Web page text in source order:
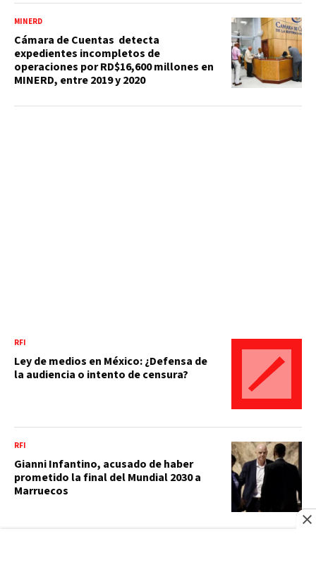
MINERD
Cámara de Cuentas detecta
expedientes incompletos de
operaciones por RD$16,600 millones en
MINERD, entre 2019 y 2020
RFI
Ley de medios en México: ¿Defensa de
la audiencia o intento de censura?
RFI
Gianni Infantino, acusado de haber
prometido la final del Mundial 2030 a
Marruecos